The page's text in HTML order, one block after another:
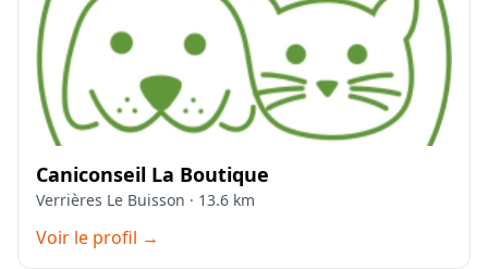
Caniconseil La Boutique
Verrières Le Buisson · 13.6 km
Voir le profil →